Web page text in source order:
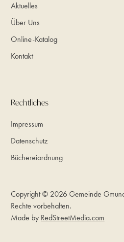
Aktuelles
Über Uns
Online-Katalog
Kontakt
Rechtliches
Impressum
Datenschutz
Büchereiordnung
Copyright © 2026 Gemeinde
Rechte vorbehalten.
Made by RedStreetMedia.com